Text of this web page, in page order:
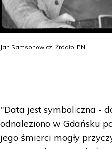
Jan Samsonowicz: Źródło IPN
"Data jest symboliczna -
odnaleziono w Gdańsku
jego śmierci mogły